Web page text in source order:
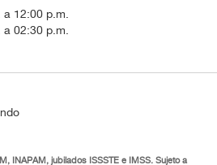
12:00 p.m.
02:30 p.m.
INAPAM, jubilados ISSSTE e IMSS. Sujeto a